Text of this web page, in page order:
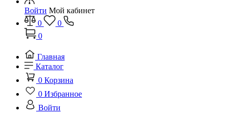
Войти Мой кабинет
0
0
0
Главная
Каталог
0 Корзина
0 Избранное
Войти